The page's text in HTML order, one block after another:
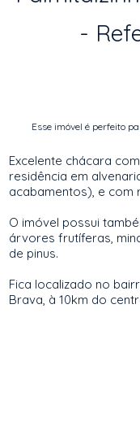
-
Esse imóvel é perfeito
Excelente chácara
residência em
acabamentos), e com
O imóvel possui
árvores frutíferas,
de pinus.
Fica localizado no
Brava, à 10km do